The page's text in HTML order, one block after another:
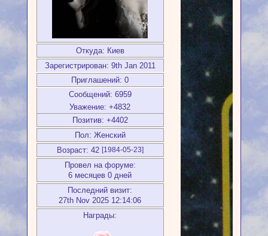
Откуда: Киев
Зарегистрирован: 9th Jan 2011
Приглашений: 0
Сообщений: 6959
Уважение: +4832
Позитив: +4402
Пол: Женский
Возраст: 42 [1984-05-23]
Провел на форуме:
6 месяцев 0 дней
Последний визит:
27th Nov 2025 12:14:06
Награды: